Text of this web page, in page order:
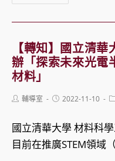
八
屆
跨
領
系
統
院
推
廣
教
諮
商
國
立
彰
大
學
【轉知】國立清
辦「探索未來光電
材料」
Post輔導室
Post2022-11-10
國立清華大學 材料科
目前在推廣STEM領域